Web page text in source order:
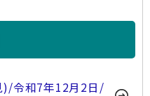
)/令和7年12月2日/